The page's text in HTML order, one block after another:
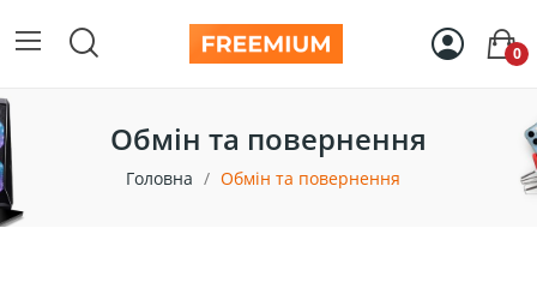
0
Обмін та повернення
Головна Обмін та повернення